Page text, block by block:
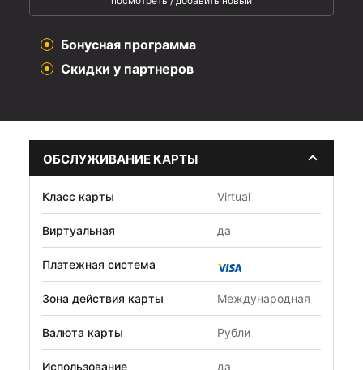
Бонусная программа
Скидки у партнеров
ОБСЛУЖИВАНИЕ КАРТЫ
Класс карты Virtual
Виртуальная да
Платежная система
Зона действия карты Международная
Валюта карты Рубли
Использование
да